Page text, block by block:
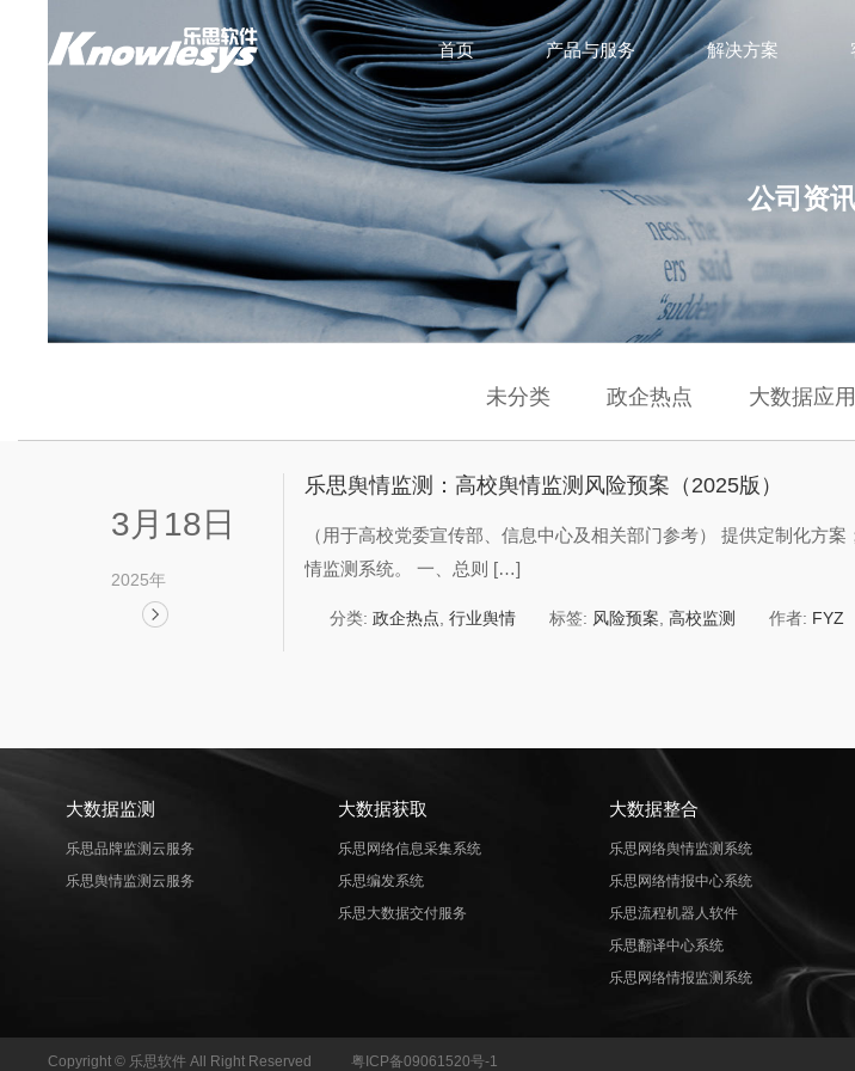
首页 产品与服务 解决方案
公司资
未分类 政企热点 大数据应用
3月18日
2025年
乐思舆情监测：高校舆情监测风险预案（2025版）
（用于高校党委宣传部、信息中心及相关部门参考） 提供定制化方
情监测系统。 ‌一、总则‌ […]
分类: 政企热点, 行业舆情 标签: 风险预案, 高校监测 作者: FYZ
大数据监测
乐思品牌监测云服务
乐思舆情监测云服务
大数据获取
乐思网络信息采集系统
乐思编发系统
乐思大数据交付服务
大数据整合
乐思网络舆情监测系统
乐思网络情报中心系统
乐思流程机器人软件
乐思翻译中心系统
乐思网络情报监测系统
Copyright © 乐思软件 All Right Reserved 粤ICP备09061520号-1